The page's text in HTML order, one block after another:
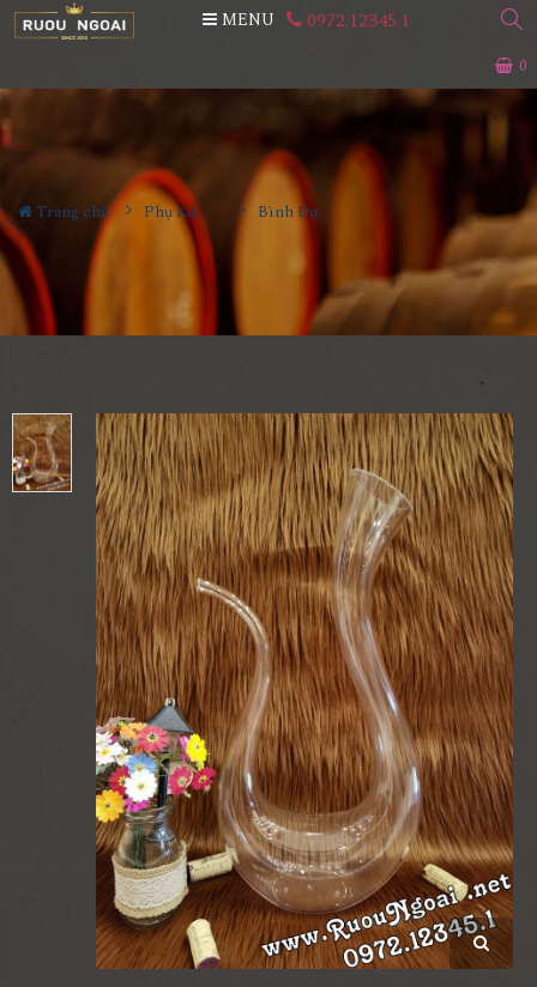
0
MENU 0972.12345.1
Trang chủ Phụ Kiện Rượu Bình Đựng Rượu Vang - Decanter Dáng Đẹp M09